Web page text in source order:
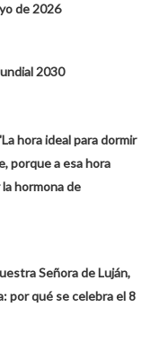
de 2026
2030
hora ideal para dormir
porque a esa hora
hormona de
Señora de Luján,
por qué se celebra el 8